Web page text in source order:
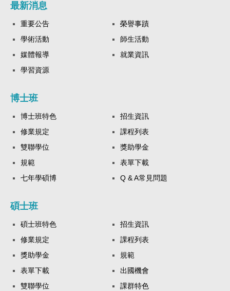
最新消息
重要公告
榮譽事蹟
學術活動
師生活動
媒體報導
就業資訊
學習資源
博士班
博士班特色
招生資訊
修業規定
課程列表
雙聯學位
獎助學金
規範
表單下載
七年學碩博
Q & A常見問題
碩士班
碩士班特色
招生資訊
修業規定
課程列表
獎助學金
規範
表單下載
出國機會
雙聯學位
課群特色